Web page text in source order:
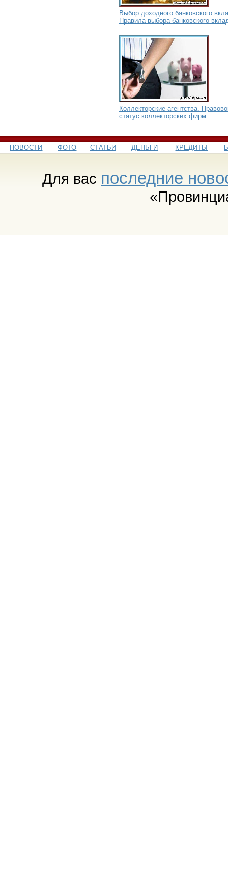
Выбор доходного банковского
Правила выбора банковского
Коллекторские агентства.
статус коллекторских фирм
НОВОСТИ ФОТО СТАТЬИ ДЕНЬГИ КРЕДИТЫ
Для вас последние